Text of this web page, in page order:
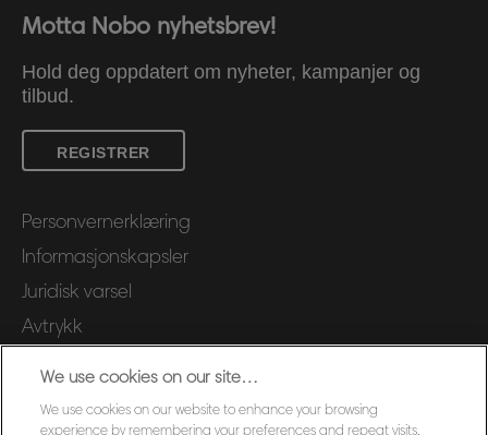
Motta Nobo nyhetsbrev!
Hold deg oppdatert om nyheter, kampanjer og
tilbud.
REGISTRER
Personvernerklæring
Informasjonskapsler
Juridisk varsel
Avtrykk
We use cookies on our site…
We use cookies on our website to enhance your browsing
experience by remembering your preferences and repeat visits.